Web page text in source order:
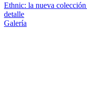
Ethnic: la nueva
detalle
Galería